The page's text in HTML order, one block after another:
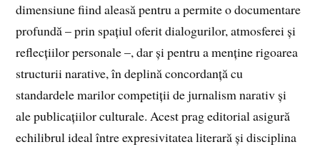
dimensiune fiind aleasă pentru a permite o documentare
profundă – prin spațiul oferit dialogurilor, atmosferei și
reflecțiilor personale –, dar și pentru a menține rigoarea
structurii narative, în deplină concordanță cu
standardele marilor competiții de jurnalism narativ și
ale publicațiilor culturale. Acest prag editorial asigură
echilibrul ideal între expresivitatea literară și disciplina